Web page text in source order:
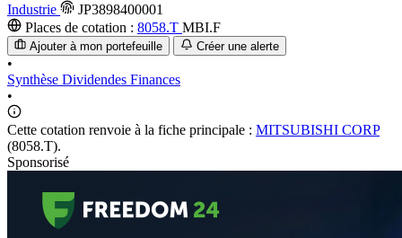
Industrie
JP3898400001
Places de cotation : 8058.T MBI.F
Ajouter à mon portefeuille Créer une alerte
•
Synthèse Dividendes Finances
•
Cette cotation renvoie à la fiche principale : MITSUBISHI CORP
(8058.T).
Sponsorisé